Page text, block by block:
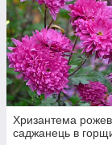
Хризантема
саджанець в